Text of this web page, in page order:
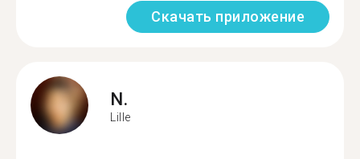
Скачать приложение
N.
Lille